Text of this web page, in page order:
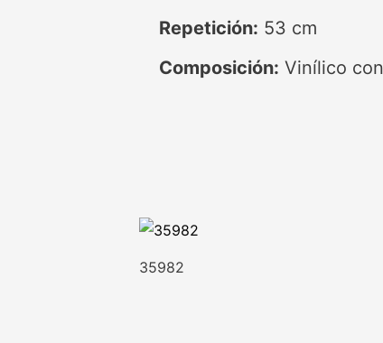
Repetición: 53 cm
Composición: Vinílico
35982